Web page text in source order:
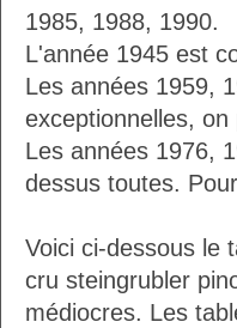
1985, 1988, 1990.
L'année 1945 est
Les années 1959,
exceptionnelles,
Les années 1976,
dessus toutes.
Voici ci-dessous le
cru steingrubler
médiocres. Les